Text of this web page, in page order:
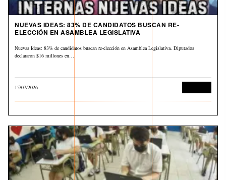
NUEVAS IDEAS: 83% DE CANDIDATOS BUSCAN RE-
ELECCIÓN EN ASAMBLEA LEGISLATIVA
Nuevas Ideas: 83% de candidatos buscan re-elección en Asamblea Legislativa. Diputados
declararon $16 millones en…
15/07/2026